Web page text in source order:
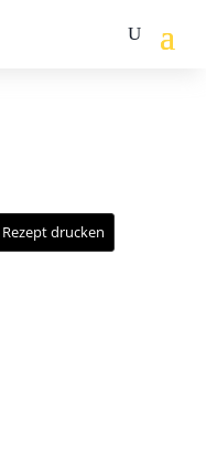
drucken